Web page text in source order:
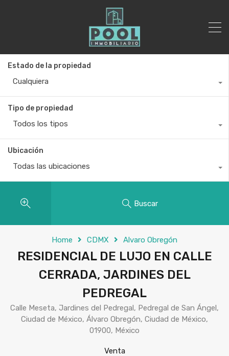
Estado de la propiedad
Cualquiera
Tipo de propiedad
Todos los tipos
Ubicación
Todas las ubicaciones
Buscar
Home CDMX Alvaro Obregón
RESIDENCIAL DE LUJO EN CALLE
CERRADA, JARDINES DEL
PEDREGAL
Calle Meseta, Jardines del Pedregal, Pedregal de San Ángel,
Ciudad de México, Álvaro Obregón, Ciudad de México,
01900, México
Venta